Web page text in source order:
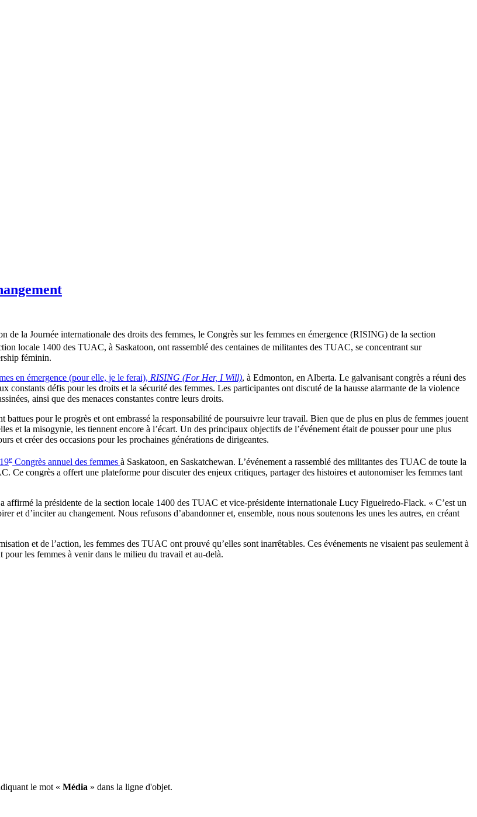
la Journée internationale des droits des femmes, le Congrès sur les femmes en émergence (RISING) de la section
locale 1400 des TUAC, à Saskatoon, ont rassemblé des centaines de militantes des TUAC, se concentrant sur
féminin.
en émergence (pour elle, je le ferai), RISING (For Her, I Will), à Edmonton, en Alberta. Le galvanisant congrès a réuni des
défis pour les droits et la sécurité des femmes. Les participantes ont discuté de la hausse alarmante de la violence
ainsi que des menaces constantes contre leurs droits.
pour le progrès et ont embrassé la responsabilité de poursuivre leur travail. Bien que de plus en plus de femmes jouent
et la misogynie, les tiennent encore à l’écart. Un des principaux objectifs de l’événement était de pousser pour une plus
et créer des occasions pour les prochaines générations de dirigeantes.
19e Congrès annuel des femmes à Saskatoon, en Saskatchewan. L’événement a rassemblé des militantes des TUAC de toute la
Ce congrès a offert une plateforme pour discuter des enjeux critiques, partager des histoires et autonomiser les femmes tant
affirmé la présidente de la section locale 1400 des TUAC et vice-présidente internationale Lucy Figueiredo-Flack. « C’est un
et d’inciter au changement. Nous refusons d’abandonner et, ensemble, nous nous soutenons les unes les autres, en créant
et de l’action, les femmes des TUAC ont prouvé qu’elles sont inarrêtables. Ces événements ne visaient pas seulement à
les femmes à venir dans le milieu du travail et au-delà.
le mot « Média » dans la ligne d'objet.